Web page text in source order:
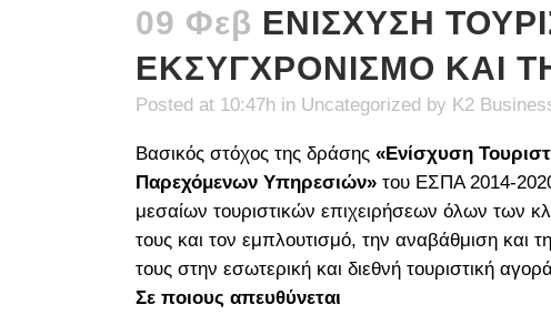
09 Φεβ ΕΝΙΣΧΥΣΗ
ΕΚΣΥΓΧΡΟΝΙΣΜΟ ΚΑΙ
Posted at 10:47h in Uncategorized by K2
Βασικός στόχος της δράσης «Ενίσχυση
Παρεχόμενων Υπηρεσιών» του ΕΣΠΑ 2014-
μεσαίων τουριστικών επιχειρήσεων όλων των
τους και τον εμπλουτισμό, την αναβάθμιση
τους στην εσωτερική και διεθνή τουριστική
Σε ποιους απευθύνεται